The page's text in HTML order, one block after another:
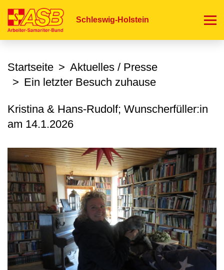
zum
Schleswig-Holstein
Startseite
Aktuelles / Presse
Ein letzter Besuch zuhause
Kristina & Hans-Rudolf; Wunscherfüller:in
am 14.1.2026